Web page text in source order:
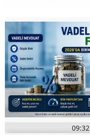
09:32